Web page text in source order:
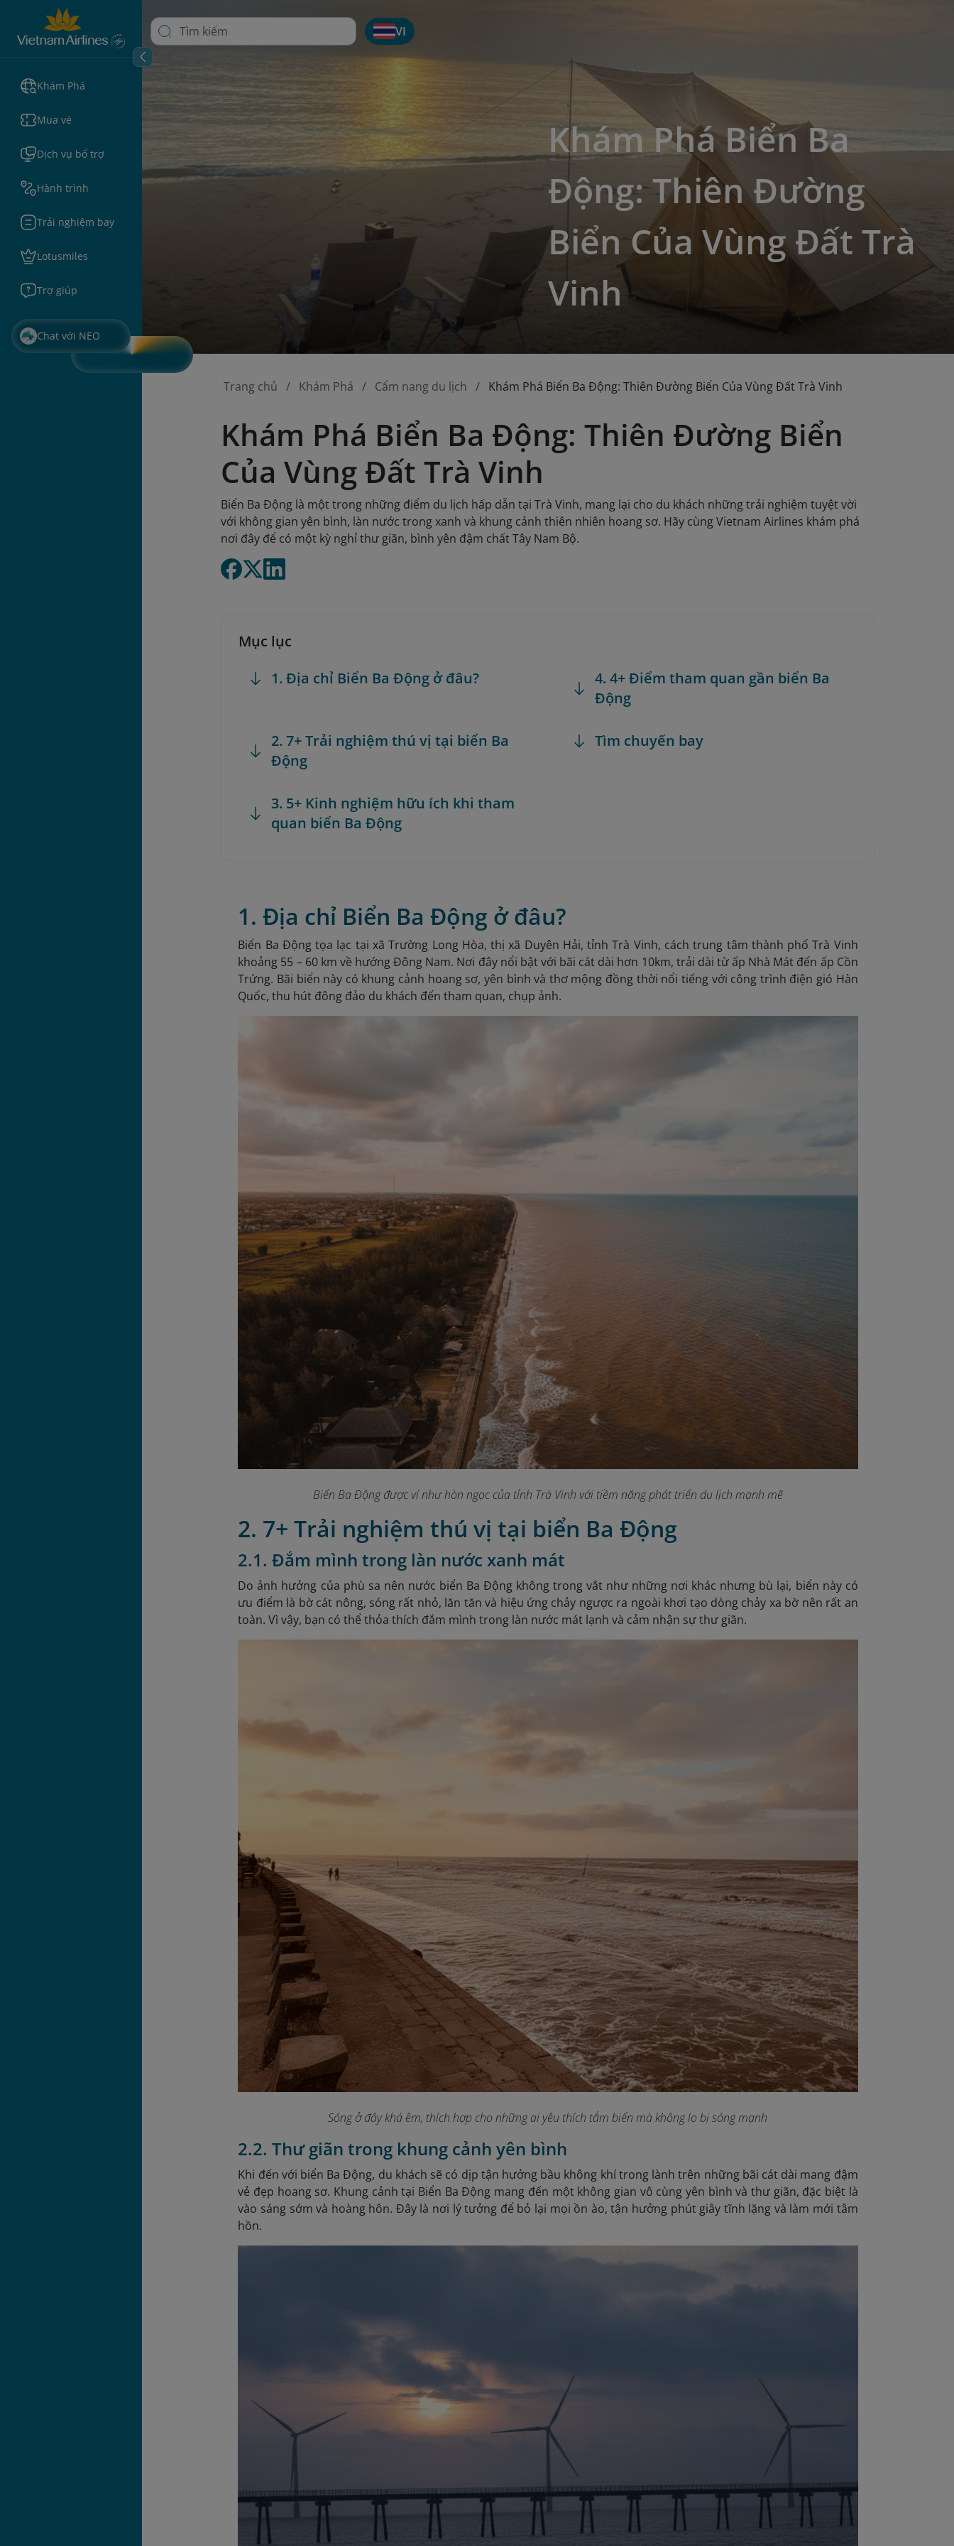
Khám Phá
Mua vé
Dịch vụ bổ trợ
Hành trình
Trải nghiệm bay
Lotusmiles
Trợ giúp
Chat với NEO
VI
Khám Phá Biển Ba
Động: Thiên Đường
Biển Của Vùng Đất Trà
Vinh
Trang chủ Khám Phá Cẩm nang du lịch Khám Phá Biển Ba Động: Thiên Đường Biển Của Vùng Đất Trà Vinh
Khám Phá Biển Ba Động: Thiên Đường Biển
Của Vùng Đất Trà Vinh
Biển Ba Động là một trong những điểm du lịch hấp dẫn tại Trà Vinh, mang lại cho du khách những trải nghiệm tuyệt vời
với không gian yên bình, làn nước trong xanh và khung cảnh thiên nhiên hoang sơ. Hãy cùng Vietnam Airlines khám phá
nơi đây để có một kỳ nghỉ thư giãn, bình yên đậm chất Tây Nam Bộ.
Mục lục
1. Địa chỉ Biển Ba Động ở đâu?
2. 7+ Trải nghiệm thú vị tại biển Ba
Động
3. 5+ Kinh nghiệm hữu ích khi tham
quan biển Ba Động
4. 4+ Điểm tham quan gần biển Ba
Động
Tìm chuyến bay
1. Địa chỉ Biển Ba Động ở đâu?
Biển Ba Động tọa lạc tại xã Trường Long Hòa, thị xã Duyên Hải, tỉnh Trà Vinh, cách trung tâm thành phố Trà Vinh
khoảng 55 – 60 km về hướng Đông Nam. Nơi đây nổi bật với bãi cát dài hơn 10km, trải dài từ ấp Nhà Mát đến ấp Cồn
Trứng. Bãi biển này có khung cảnh hoang sơ, yên bình và thơ mộng đồng thời nổi tiếng với công trình điện gió Hàn
Quốc, thu hút đông đảo du khách đến tham quan, chụp ảnh.
Biển Ba Động được ví như hòn ngọc của tỉnh Trà Vinh với tiềm năng phát triển du lịch mạnh mẽ
2. 7+ Trải nghiệm thú vị tại biển Ba Động
2.1. Đắm mình trong làn nước xanh mát
Do ảnh hưởng của phù sa nên nước biển Ba Động không trong vắt như những nơi khác nhưng bù lại, biển này có
ưu điểm là bờ cát nông, sóng rất nhỏ, lăn tăn và hiệu ứng chảy ngược ra ngoài khơi tạo dòng chảy xa bờ nên rất an
toàn. Vì vậy, bạn có thể thỏa thích đắm mình trong làn nước mát lạnh và cảm nhận sự thư giãn.
Sóng ở đây khá êm, thích hợp cho những ai yêu thích tắm biển mà không lo bị sóng mạnh
2.2. Thư giãn trong khung cảnh yên bình
Khi đến với biển Ba Động, du khách sẽ có dịp tận hưởng bầu không khí trong lành trên những bãi cát dài mang đậm
vẻ đẹp hoang sơ. Khung cảnh tại Biển Ba Động mang đến một không gian vô cùng yên bình và thư giãn, đặc biệt là
vào sáng sớm và hoàng hôn. Đây là nơi lý tưởng để bỏ lại mọi ồn ào, tận hưởng phút giây tĩnh lặng và làm mới tâm
hồn.